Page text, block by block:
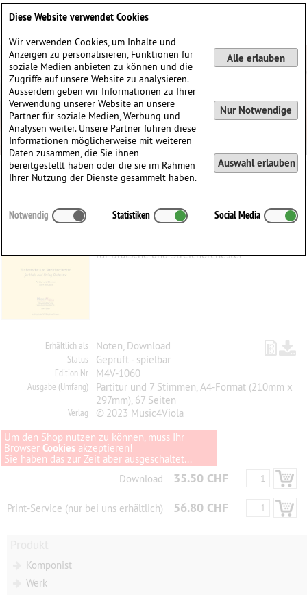
Concertino
für Bratsche und Streichorchester
Erhältlich als Noten, Download
Status Geprüft - spielbar
Edition Nr M4V-1060
Ausgabe (Umfang)
Partitur und 7 Stimmen, A4-Format (210mm x
297mm), 67 Seiten
Verlag
© 2023 Music4Viola
Um den Shop nutzen zu können, muss Ihr
Browser Cookies akzeptieren!
Sie haben das zur Zeit aber ausgeschaltet...
Download
35.50 CHF
Print-Service (nur bei uns erhältlich) 56.80 CHF
Komponist
Werk
Diese Website verwendet Cookies
Wir verwenden Cookies, um Inhalte und
Anzeigen zu personalisieren, Funktionen für
soziale Medien anbieten zu können und die
Zugriffe auf unsere Website zu analysieren.
Ausserdem geben wir Informationen zu Ihrer
Verwendung unserer Website an unsere
Partner für soziale Medien, Werbung und
Analysen weiter. Unsere Partner führen diese
Informationen möglicherweise mit weiteren
Daten zusammen, die Sie ihnen
bereitgestellt haben oder die sie im Rahmen
Ihrer Nutzung der Dienste gesammelt haben.
Alle erlauben
Nur Notwendige
Auswahl erlauben
Notwendig Statistiken Social Media